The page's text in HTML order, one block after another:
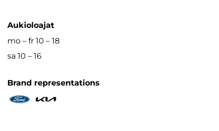
Aukioloajat
mo – fr 10 – 18
sa 10 – 16
Brand representations